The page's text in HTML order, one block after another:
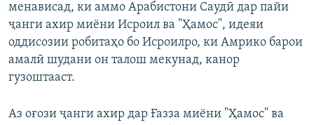
менависад, ки аммо Арабистони Саудӣ дар пайи
ҷанги ахир миёни Исроил ва "Ҳамос", идеяи
оддисозии робитаҳо бо Исроилро, ки Амрико барои
амалӣ шудани он талош мекунад, канор
гузоштааст.
Аз оғози ҷанги ахир дар Ғазза миёни "Ҳамос" ва